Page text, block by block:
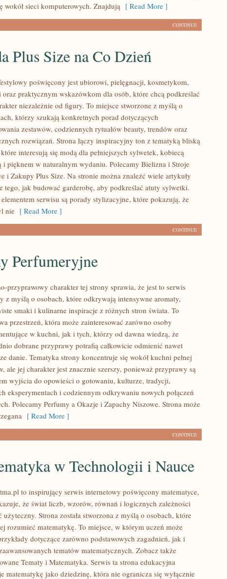
wokół sieci komputerowych. Znajdują [ Read More ]
CONTINUE
Plus Size na Co Dzień
poświęcony jest ubiorowi, pielęgnacji, kosmetykom,
oraz praktycznym wskazówkom dla osób, które chcą podkreślać
niezależnie od figury. To miejsce stworzone z myślą o
którzy szukają konkretnych porad dotyczących
zestawów, codziennych rytuałów beauty, trendów oraz
rozwiązań. Strona łączy inspiracyjny ton z tematyką bliską
interesują się modą dla pełniejszych sylwetek, kobiecą
i pięknem w naturalnym wydaniu. Polecamy Bielizna i Stroje
i Zakupy Plus Size. Na stronie można znaleźć wiele artykuły
tego, jak budować garderobę, aby podkreślać atuty sylwetki.
serwisu są porady stylizacyjne, które pokazują, że
nie [ Read More ]
CONTINUE
Perfumeryjne
przyprawowy charakter tej strony sprawia, że jest to serwis
z myślą o osobach, które odkrywają intensywne aromaty,
smaki i kulinarne inspiracje z różnych stron świata. To
przestrzeń, która może zainteresować zarówno osoby
w kuchni, jak i tych, którzy od dawna wiedzą, że
dobrane przyprawy potrafią całkowicie odmienić nawet
danie. Tematyka strony koncentruje się wokół kuchni pełnej
ale jej charakter jest znacznie szerszy, ponieważ przyprawy są
wyjścia do opowieści o gotowaniu, kulturze, tradycji,
eksperymentach i codziennym odkrywaniu nowych połączeń
Polecamy Perfumy a Okazje i Zapachy Niszowe. Strona może
[ Read More ]
CONTINUE
w Technologii i Nauce
to inspirujący serwis internetowy poświęcony matematyce,
że świat liczb, wzorów, równań i logicznych zależności
użyteczny. Strona została stworzona z myślą o osobach, które
rozumieć matematykę. To miejsce, w którym uczeń może
dotyczące zarówno podstawowych zagadnień, jak i
tematów matematycznych. Zobacz także
Tematy i Matematyka. Serwis ta strona edukacyjna
matematykę jako dziedzinę, która nie ogranicza się wyłącznie